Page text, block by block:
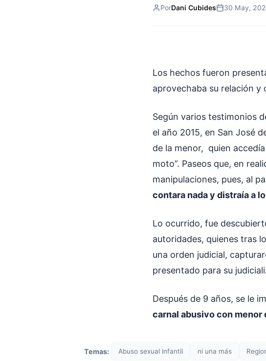
PorDani Cubides 30 May,
Los hechos fueron
aprovechaba su relación y
Según varios testimonios
el año 2015, en San José
de la menor, quien
moto”. Paseos que, en
manipulaciones, pues, al
contara nada y distraía a
Lo ocurrido, fue
autoridades, quienes tras
una orden judicial,
presentado para su
Después de 9 años, se le
carnal abusivo con menor
Temas: Abuso sexual infantil ni una más